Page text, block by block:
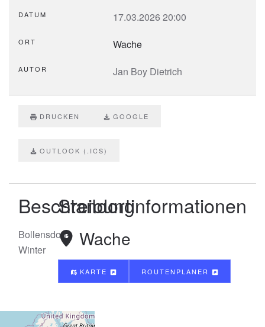
DATUM 17.03.2026 20:00
ORT Wache
AUTOR Jan Boy Dietrich
DRUCKEN GOOGLE
OUTLOOK (.ICS)
Beschreibung
Bollensdorf-
Winter
Standortinformationen
Wache
KARTE ROUTENPLANER